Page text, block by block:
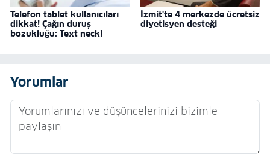
Telefon tablet kullanıcıları
dikkat! Çağın duruş
bozukluğu: Text neck!
İzmit'te 4 merkezde ücretsiz
diyetisyen desteği
Yorumlar